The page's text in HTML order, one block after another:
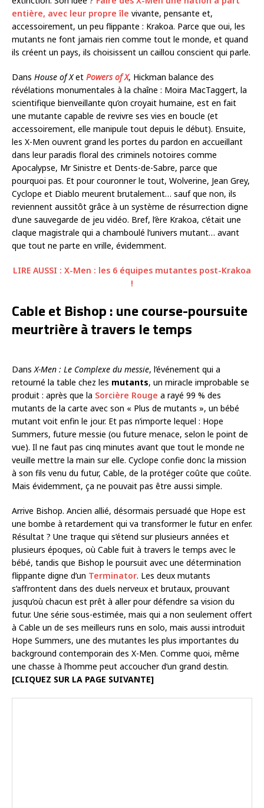
entière, avec leur propre île vivante, pensante et,
accessoirement, un peu flippante : Krakoa. Parce que oui, les
mutants ne font jamais rien comme tout le monde, et quand
ils créent un pays, ils choisissent un caillou conscient qui parle.
Dans House of Xet Powers of X, Hickman balance des
révélations monumentales à la chaîne : Moira MacTaggert, la
scientifique bienveillante qu’on croyait humaine, est en fait
une mutante capable de revivre ses vies en boucle (et
accessoirement, elle manipule tout depuis le début). Ensuite,
les X-Men ouvrent grand les portes du pardon en accueillant
dans leur paradis floral des criminels notoires comme
Apocalypse, Mr Sinistre et Dents-de-Sabre, parce que
pourquoi pas. Et pour couronner le tout, Wolverine, Jean Grey,
Cyclope et Diablo meurent brutalement… sauf que non, ils
reviennent aussitôt grâce à un système de résurrection digne
d’une sauvegarde de jeu vidéo. Bref, l’ère Krakoa, c’était une
claque magistrale qui a chamboulé l’univers mutant… avant
que tout ne parte en vrille, évidemment.
LIRE AUSSI : X-Men : les 6 équipes mutantes post-Krakoa
!
Cable et Bishop : une course-poursuite
meurtrière à travers le temps
DansX-Men : Le Complexe du messie, l’événement qui a
retourné la table chez les mutants, un miracle improbable se
produit : après que la Sorcière Rouge a rayé 99 % des
mutants de la carte avec son « Plus de mutants », un bébé
mutant voit enfin le jour. Et pas n’importe lequel : Hope
Summers, future messie (ou future menace, selon le point de
vue). Il ne faut pas cinq minutes avant que tout le monde ne
veuille mettre la main sur elle. Cyclope confie donc la mission
à son fils venu du futur, Cable, de la protéger coûte que coûte.
Mais évidemment, ça ne pouvait pas être aussi simple.
Arrive Bishop. Ancien allié, désormais persuadé que Hope est
une bombe à retardement qui va transformer le futur en enfer.
Résultat ? Une traque qui s’étend sur plusieurs années et
plusieurs époques, où Cable fuit à travers le temps avec le
bébé, tandis que Bishop le poursuit avec une détermination
flippante digne d’un Terminator. Les deux mutants
s’affrontent dans des duels nerveux et brutaux, prouvant
jusqu’où chacun est prêt à aller pour défendre sa vision du
futur. Une série sous-estimée, mais qui a non seulement offert
à Cable un de ses meilleurs runs en solo, mais aussi introduit
Hope Summers, une des mutantes les plus importantes du
background contemporain des X-Men. Comme quoi, même
une chasse à l’homme peut accoucher d’un grand destin.
[CLIQUEZ SUR LA PAGE SUIVANTE]